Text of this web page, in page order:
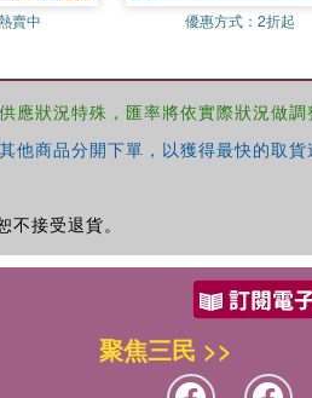
賣中 優惠方式：2折起
狀況特殊，匯率將依實際狀況做調
商品分開下單，以獲得最快的取貨
接受退貨。
聚焦三民 >>